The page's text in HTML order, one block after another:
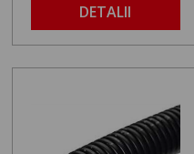
DETALII